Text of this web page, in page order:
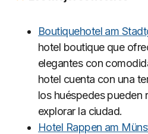
Boutiquehotel am
hotel boutique que
elegantes con
hotel cuenta con una
los huéspedes pueden
explorar la ciudad.
Hotel Rappen am